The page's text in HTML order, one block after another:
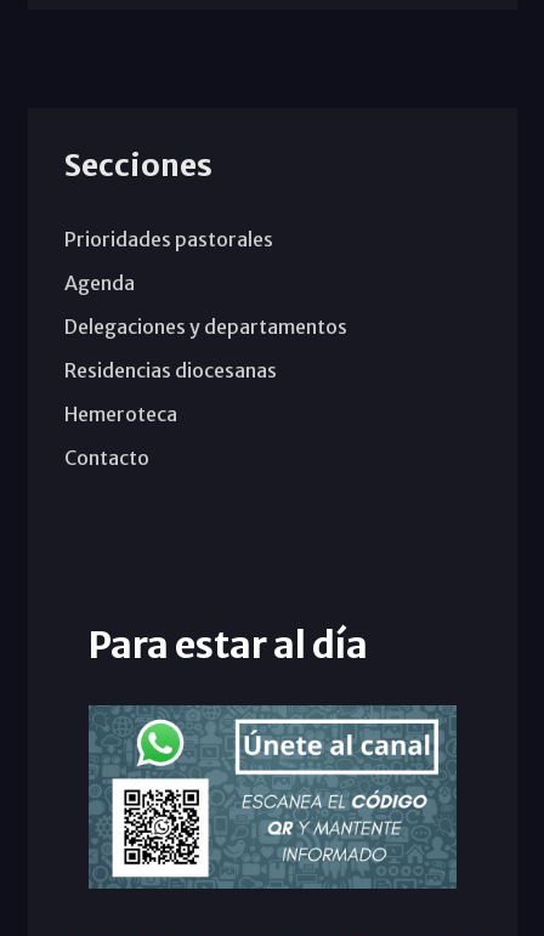
Secciones
Prioridades pastorales
Agenda
Delegaciones y departamentos
Residencias diocesanas
Hemeroteca
Contacto
Para estar al día